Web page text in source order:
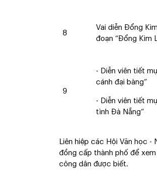
8
Vai diễn Đổng
đoạn “Đổng Kim
9
- Diễn viên tiết
cánh đại bàng”
- Diễn viên tiết
tình Đà Nẵng”
Liên hiệp các Hội Văn học -
đồng cấp thành phố để
công dân được biết.